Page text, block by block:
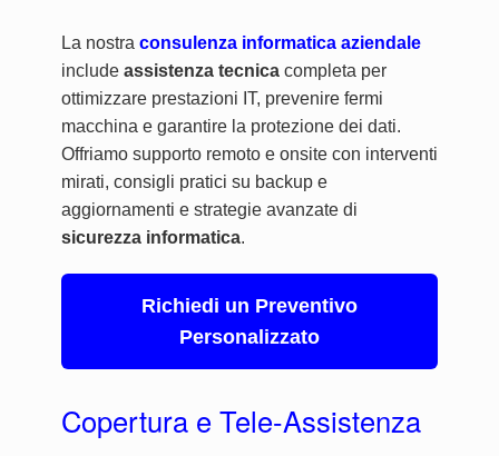
La nostra consulenza informatica aziendale
include assistenza tecnica completa per
ottimizzare prestazioni IT, prevenire fermi
macchina e garantire la protezione dei dati.
Offriamo supporto remoto e onsite con interventi
mirati, consigli pratici su backup e
aggiornamenti e strategie avanzate di
sicurezza informatica.
Richiedi un Preventivo
Personalizzato
Copertura e Tele-Assistenza